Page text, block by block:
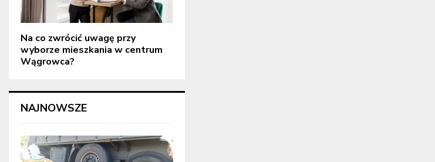
Na co zwrócić uwagę przy
wyborze mieszkania w centrum
Wągrowca?
NAJNOWSZE